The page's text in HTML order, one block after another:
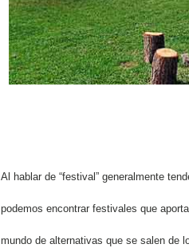
Al hablar de “festival” generalmente
podemos encontrar festivales que
mundo de alternativas que se salen de